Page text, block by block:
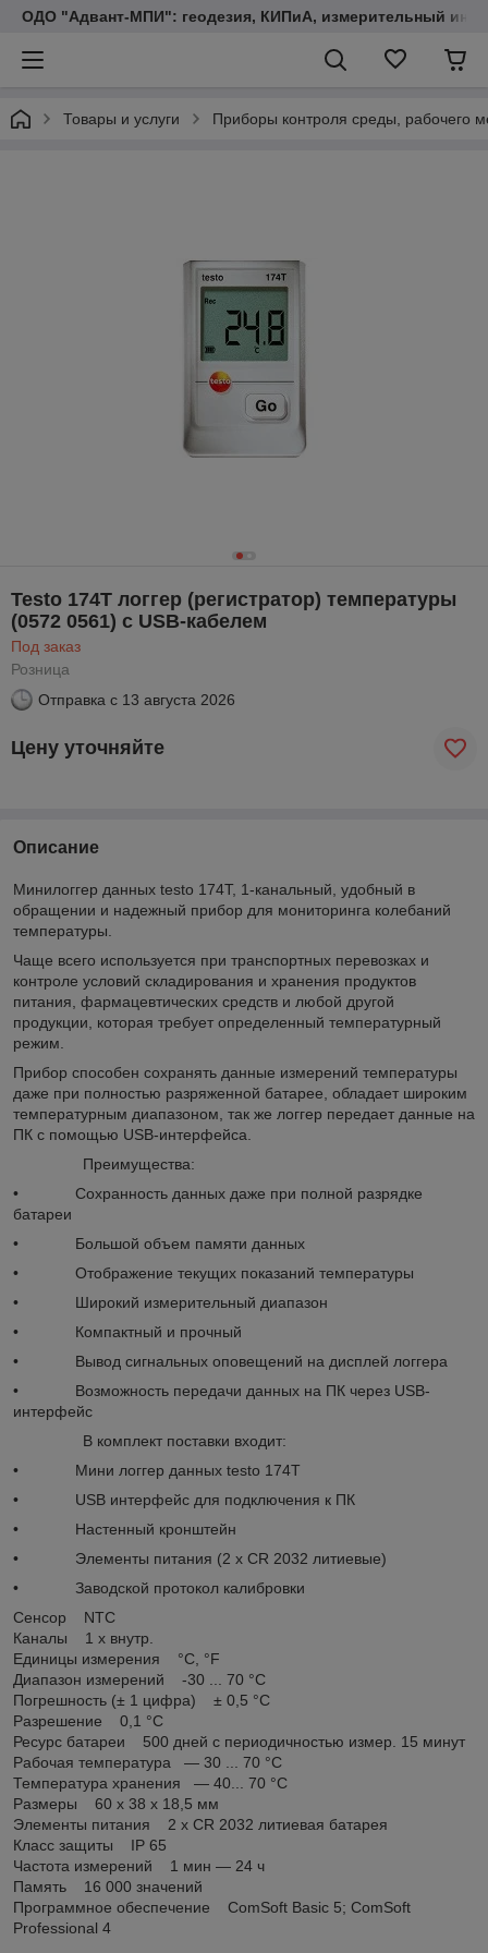
ОДО "Адвант-МПИ": геодезия, КИПиА, измерительный
Товары и услуги Приборы контроля среды, рабочего
Testo 174T логгер (регистратор) температуры
(0572 0561) с USB-кабелем
Под заказ
Розница
Отправка с 13 августа 2026
Цену уточняйте
Описание
Минилоггер данных testo 174T, 1-канальный, удобный в
обращении и надежный прибор для мониторинга колебаний
температуры.
Чаще всего используется при транспортных перевозках и
контроле условий складирования и хранения продуктов
питания, фармацевтических средств и любой другой
продукции, которая требует определенный температурный
режим.
Прибор способен сохранять данные измерений температуры
даже при полностью разряженной батарее, обладает широким
температурным диапазоном, так же логгер передает данные на
ПК с помощью USB-интерфейса.
Преимущества:
• Сохранность данных даже при полной разрядке
батареи
• Большой объем памяти данных
• Отображение текущих показаний температуры
• Широкий измерительный диапазон
• Компактный и прочный
• Вывод сигнальных оповещений на дисплей логгера
• Возможность передачи данных на ПК через USB-
интерфейс
В комплект поставки входит:
• Мини логгер данных testo 174T
• USB интерфейс для подключения к ПК
• Настенный кронштейн
• Элементы питания (2 x CR 2032 литиевые)
• Заводской протокол калибровки
Сенсор NTC
Каналы 1 х внутр.
Единицы измерения °C, °F
Диапазон измерений -30 ... 70 °С
Погрешность (± 1 цифра) ± 0,5 °C
Разрешение 0,1 °С
Ресурс батареи 500 дней с периодичностью измер. 15 минут
Рабочая температура ― 30 ... 70 °С
Температура хранения ― 40... 70 °С
Размеры 60 х 38 х 18,5 мм
Элементы питания 2 х CR 2032 литиевая батарея
Класс защиты IP 65
Частота измерений 1 мин ― 24 ч
Память 16 000 значений
Программное обеспечение ComSoft Basic 5; ComSoft
Professional 4